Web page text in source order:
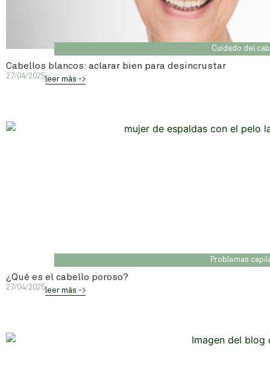
Cuidado del
Cabellos blancos: aclarar bien para desincrustar
27/04/2025leer más ->
Problemas
¿Qué es el cabello poroso?
27/04/2025leer más ->